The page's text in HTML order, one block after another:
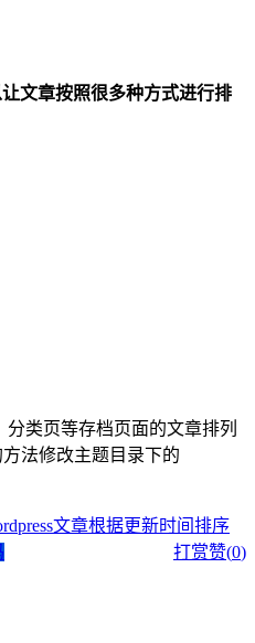
文章按照很多种方式进行排
类页等存档页面的文章排列
法修改主题目录下的
文章根据更新时间排序
打赏赞(0)